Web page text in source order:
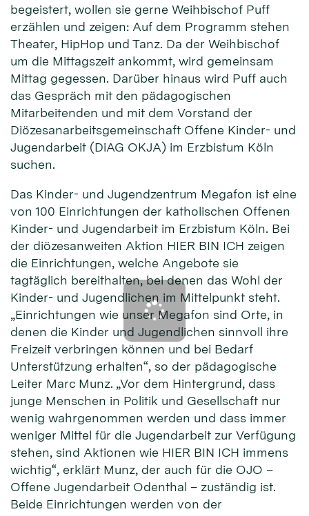
begeistert, wollen sie gerne Weihbischof Puff
erzählen und zeigen: Auf dem Programm stehen
Theater, HipHop und Tanz. Da der Weihbischof
um die Mittagszeit ankommt, wird gemeinsam
Mittag gegessen. Darüber hinaus wird Puff auch
das Gespräch mit den pädagogischen
Mitarbeitenden und mit dem Vorstand der
Diözesanarbeitsgemeinschaft Offene Kinder- und
Jugendarbeit (DiAG OKJA) im Erzbistum Köln
suchen.
Das Kinder- und Jugendzentrum Megafon ist eine
von 100 Einrichtungen der katholischen Offenen
Kinder- und Jugendarbeit im Erzbistum Köln. Bei
der diözesanweiten Aktion HIER BIN ICH zeigen
die Einrichtungen, welche Angebote sie
tagtäglich bereithalten, bei denen das Wohl der
Kinder- und Jugendlichen im Mittelpunkt steht.
„Einrichtungen wie unser Megafon sind Orte, in
denen die Kinder und Jugendlichen sinnvoll ihre
Freizeit verbringen können und bei Bedarf
Unterstützung erhalten“, so der pädagogische
Leiter Marc Munz. „Vor dem Hintergrund, dass
junge Menschen in Politik und Gesellschaft nur
wenig wahrgenommen werden und dass immer
weniger Mittel für die Jugendarbeit zur Verfügung
stehen, sind Aktionen wie HIER BIN ICH immens
wichtig“, erklärt Munz, der auch für die OJO –
Offene Jugendarbeit Odenthal – zuständig ist.
Beide Einrichtungen werden von der